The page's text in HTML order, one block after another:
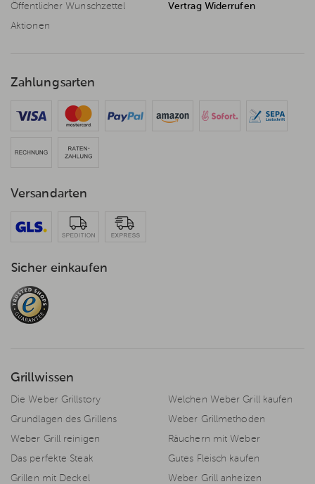
Öffentlicher Wunschzettel
Aktionen
Vertrag Widerrufen
Zahlungsarten
Versandarten
Sicher einkaufen
Grillwissen
Die Weber Grillstory
Welchen Weber Grill kaufen
Grundlagen des Grillens
Weber Grillmethoden
Weber Grill reinigen
Räuchern mit Weber
Das perfekte Steak
Gutes Fleisch kaufen
Grillen mit Deckel
Weber Grill anheizen